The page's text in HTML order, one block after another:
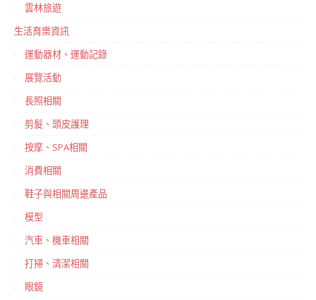
雲林旅遊
生活育樂資訊
運動器材、運動記錄
展覽活動
長照相關
剪髮、頭皮護理
按摩、SPA相關
消費相關
鞋子與相關周邊產品
模型
汽車、機車相關
打掃、清潔相關
眼鏡